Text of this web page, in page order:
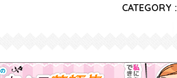
CATEGORY :